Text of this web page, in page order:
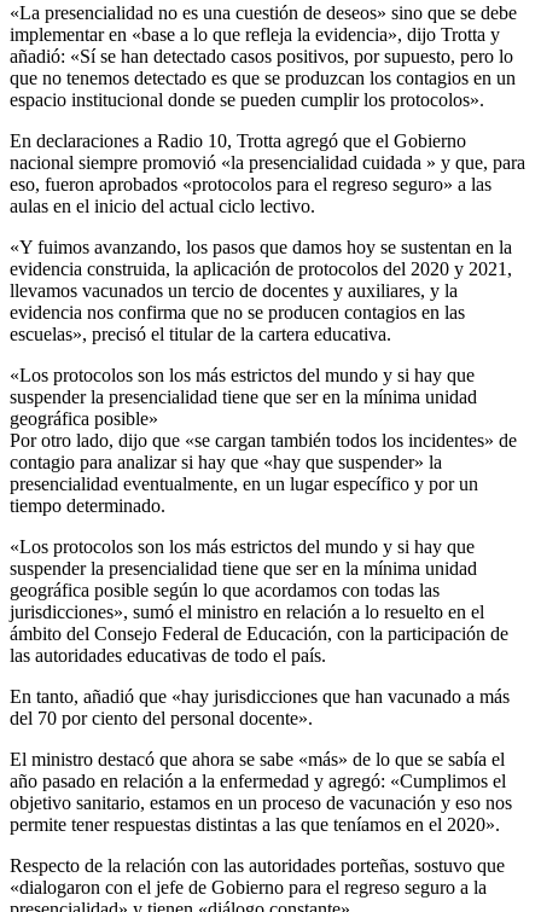
«La presencialidad no es una cuestión de deseos» sino que se debe
implementar en «base a lo que refleja la evidencia», dijo Trotta y
añadió: «Sí se han detectado casos positivos, por supuesto, pero lo
que no tenemos detectado es que se produzcan los contagios en un
espacio institucional donde se pueden cumplir los protocolos».
En declaraciones a Radio 10, Trotta agregó que el Gobierno
nacional siempre promovió «la presencialidad cuidada » y que, para
eso, fueron aprobados «protocolos para el regreso seguro» a las
aulas en el inicio del actual ciclo lectivo.
«Y fuimos avanzando, los pasos que damos hoy se sustentan en la
evidencia construida, la aplicación de protocolos del 2020 y 2021,
llevamos vacunados un tercio de docentes y auxiliares, y la
evidencia nos confirma que no se producen contagios en las
escuelas», precisó el titular de la cartera educativa.
«Los protocolos son los más estrictos del mundo y si hay que
suspender la presencialidad tiene que ser en la mínima unidad
geográfica posible»
Por otro lado, dijo que «se cargan también todos los incidentes» de
contagio para analizar si hay que «hay que suspender» la
presencialidad eventualmente, en un lugar específico y por un
tiempo determinado.
«Los protocolos son los más estrictos del mundo y si hay que
suspender la presencialidad tiene que ser en la mínima unidad
geográfica posible según lo que acordamos con todas las
jurisdicciones», sumó el ministro en relación a lo resuelto en el
ámbito del Consejo Federal de Educación, con la participación de
las autoridades educativas de todo el país.
En tanto, añadió que «hay jurisdicciones que han vacunado a más
del 70 por ciento del personal docente».
El ministro destacó que ahora se sabe «más» de lo que se sabía el
año pasado en relación a la enfermedad y agregó: «Cumplimos el
objetivo sanitario, estamos en un proceso de vacunación y eso nos
permite tener respuestas distintas a las que teníamos en el 2020».
Respecto de la relación con las autoridades porteñas, sostuvo que
«dialogaron con el jefe de Gobierno para el regreso seguro a la